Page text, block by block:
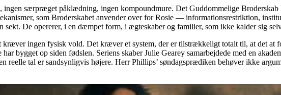
særpræget påklædning, ingen kompoundmure. Det Guddommelige
som Broderskabet anvender over for Rosie — informationsrestriktion,
De opererer, i en dæmpet form, i ægteskaber og familier, som ikke kalder sig
ingen fysisk vold. Det kræver et system, der er tilstrækkeligt totalt til, at det at
bygget op siden fødslen. Seriens skaber Julie Gearey samarbejdede med en
tal er sandsynligvis højere. Herr Phillips’ søndagsprædiken behøver ikke